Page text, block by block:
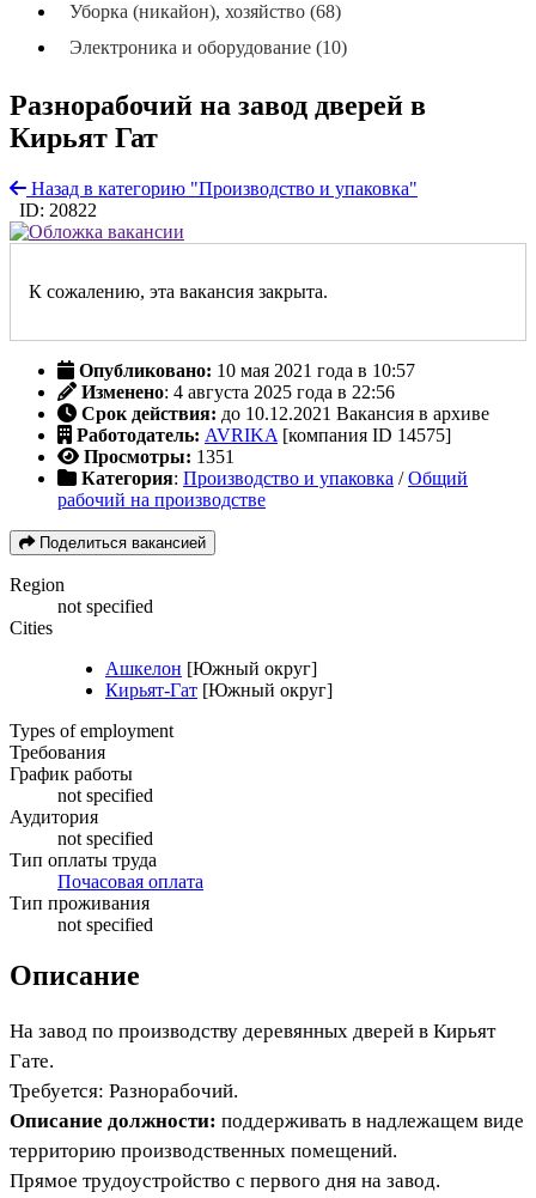
Уборка (никайон), хозяйство (68)
Электроника и оборудование (10)
Разнорабочий на завод дверей в
Кирьят Гат
Назад в категорию "Производство и упаковка"
ID: 20822
К сожалению, эта вакансия закрыта.
Опубликовано: 10 мая 2021 года в 10:57
Изменено: 4 августа 2025 года в 22:56
Срок действия: до 10.12.2021 Вакансия в архиве
Работодатель: AVRIKA [компания ID 14575]
Просмотры: 1351
Категория: Производство и упаковка /Общий
рабочий на производстве
Поделиться вакансией
Region
not specified
Cities
Ашкелон [Южный округ]
Кирьят-Гат [Южный округ]
Types of employment
Требования
График работы
not specified
Аудитория
not specified
Тип оплаты труда
Почасовая оплата
Тип проживания
not specified
Описание
На завод по производству деревянных дверей в Кирьят
Гате.
Требуется: Разнорабочий.
Описание должности: поддерживать в надлежащем виде
территорию производственных помещений.
Прямое трудоустройство с первого дня на завод.